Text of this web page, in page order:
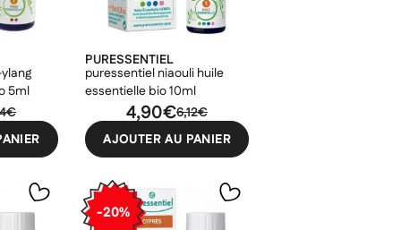
5ml
PURESSENTIEL
puressentiel niaouli huile
essentielle bio 10ml
6,12€
4,90€
AJOUTER AU PANIER
-20%